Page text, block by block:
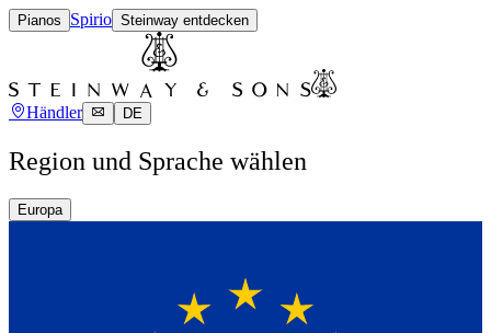
Pianos Spirio Steinway entdecken
Händler DE
Region und Sprache wählen
Europa